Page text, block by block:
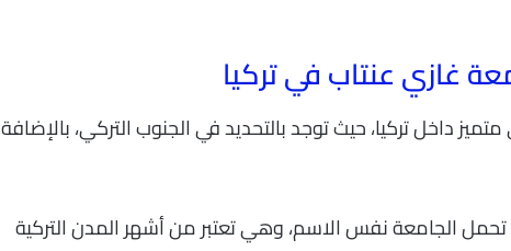
غازي عنتاب في تركيا
داخل تركيا، حيث توجد بالتحديد في الجنوب التركي، بالإضافة
الجامعة نفس الاسم، وهي تعتبر من أشهر المدن التركية